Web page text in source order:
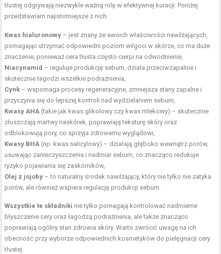
tłustej odgrywają niezwykle ważną rolę w efektywnej kuracji. Poniżej
przedstawiam najistotniejsze z nich:
Kwas hialuronowy – jest znany ze swoich właściwości nawilżających,
pomagając utrzymać odpowiedni poziom wilgoci w skórze, co ma duże
znaczenie, ponieważ cera tłusta często cierpi na odwodnienie,
Niacynamid – reguluje produkcję sebum, działa przeciwzapalnie i
skutecznie łagodzi wszelkie podrażnienia,
Cynk – wspomaga procesy regeneracyjne, zmniejsza stany zapalne i
przyczynia się do lepszej kontroli nad wydzielaniem sebum,
Kwasy AHA (takie jak kwas glikolowy czy kwas mlekowy) – skutecznie
złuszczają martwy naskórek, poprawiają teksturę skóry oraz
odblokowują pory, co sprzyja zdrowemu wyglądowi,
Kwasy BHA (np. kwas salicylowy) – działają głęboko wewnątrz porów,
usuwając zanieczyszczenia i nadmiar sebum, co znacząco redukuje
ryzyko pojawiania się zaskórników,
Olej z jojoby – to naturalny środek nawilżający, który nie tylko nie zatyka
porów, ale również wspiera regulację produkcji sebum.
Wszystkie te składniki nie tylko pomagają kontrolować nadmierne
błyszczenie cery oraz łagodzą podrażnienia, ale także znacząco
poprawiają ogólny stan zdrowia skóry. Warto zwrócić uwagę na ich
obecność przy wyborze odpowiednich kosmetyków do pielęgnacji cery
tłustej.